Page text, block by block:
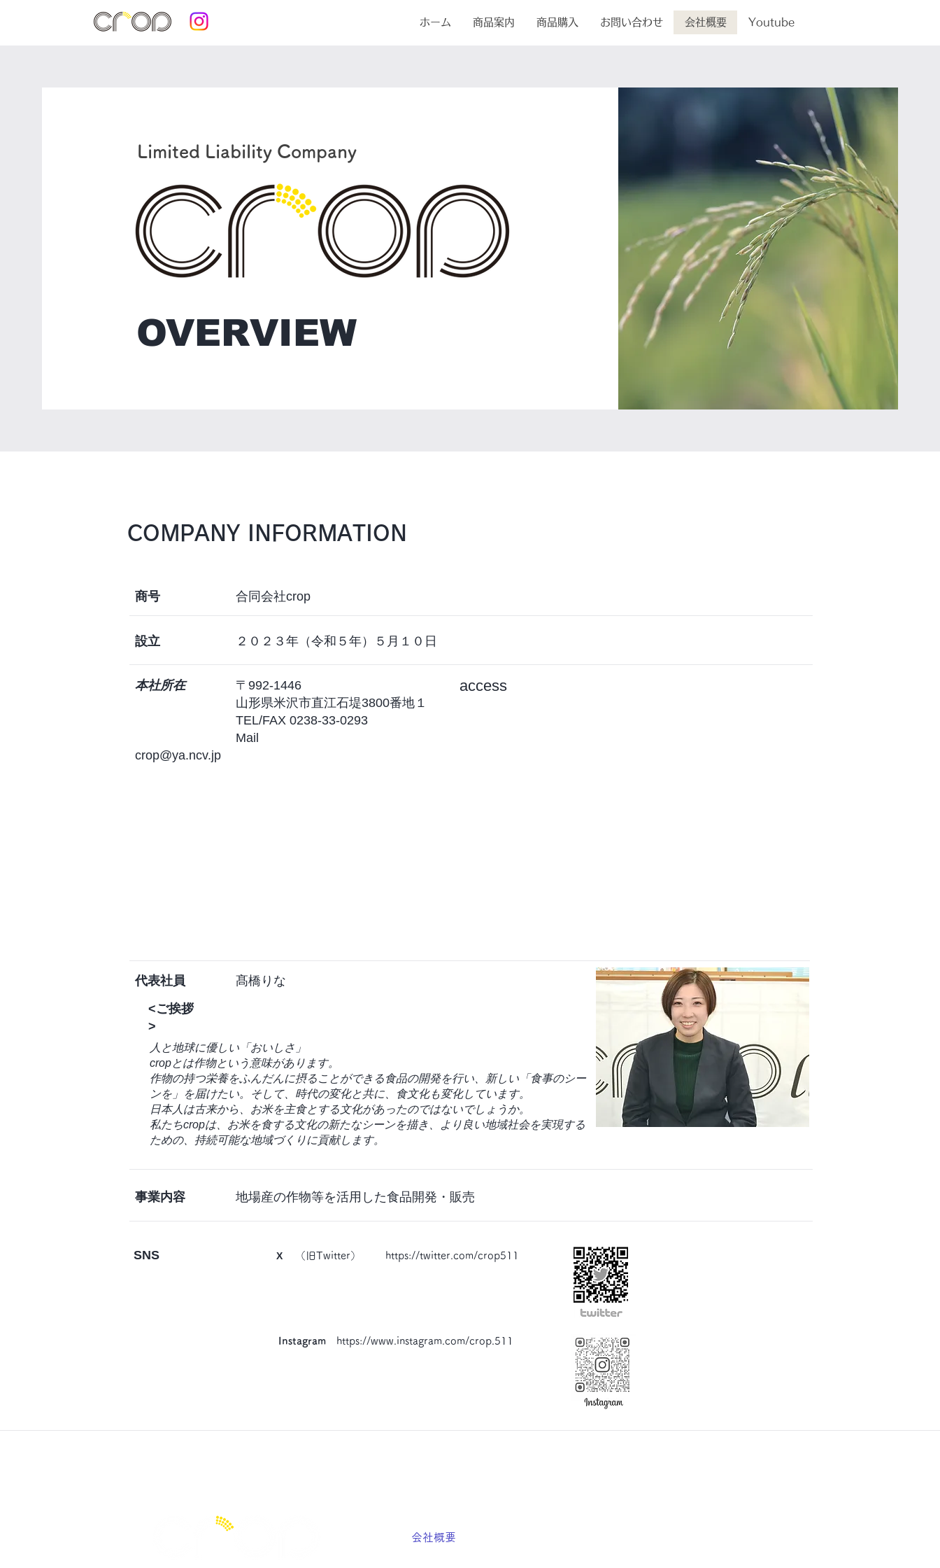
ホーム 商品案内 商品購入 お問い合わせ 会社概要 Youtube
Limited Liability Company
OVERVIEW
COMPANY INFORMATION
商号​ 合同会社crop
設立​ ２０２３年（令和５年）５月１０日
本社所在
〒992-1446
山形県米沢市直江石堤3800番地１
TEL/FAX 0238-33-0293
​ Mail
crop@ya.ncv.jp
access
代表社員 髙橋りな
<ご挨拶
>
人と地球に優しい「おいしさ」
cropとは作物という意味があります。
作物の持つ栄養をふんだんに摂ることができる食品の開発を行い、新しい「食事のシー
ンを」を届けたい。そして、時代の変化と共に、食文化も変化しています。
日本人は古来から、お米を主食とする文化があったのではないでしょうか。
私たちcropは、お米を食する文化の新たなシーンを描き、より良い地域社会を実現する
ための、持続可能な地域づくりに貢献します。
事業内容 地場産の作物等を活用した食品開発・販売
SNS X （旧Twitter） https://twitter.com/crop511
Instagram https://www.instagram.com/crop.511
会社概要